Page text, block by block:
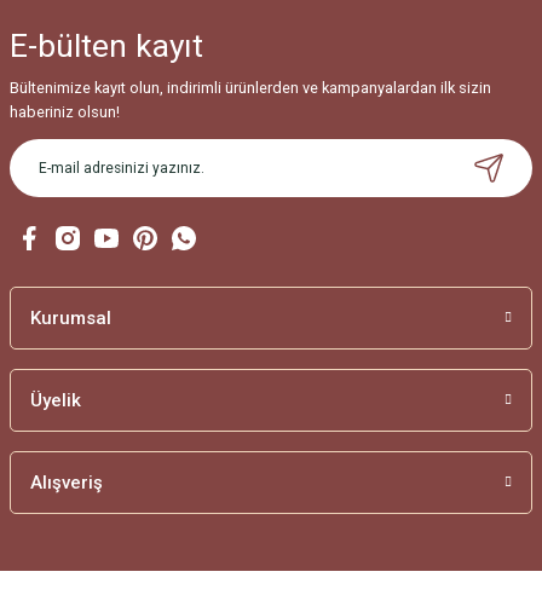
E-bülten kayıt
Bültenimize kayıt olun, indirimli ürünlerden ve kampanyalardan ilk sizin
haberiniz olsun!
Kurumsal
Üyelik
Alışveriş